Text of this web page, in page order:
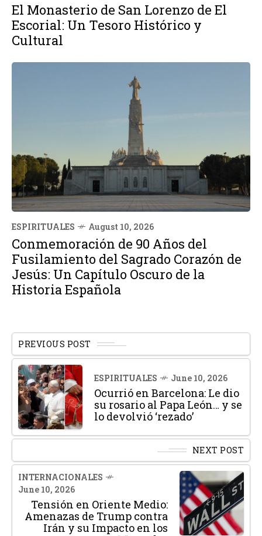
El Monasterio de San Lorenzo de El
Escorial: Un Tesoro Histórico y
Cultural
ESPIRITUALES August 10, 2026
Conmemoración de 90 Años del
Fusilamiento del Sagrado Corazón de
Jesús: Un Capítulo Oscuro de la
Historia Española
PREVIOUS POST
ESPIRITUALES June 10, 2026
Ocurrió en Barcelona: Le dio
su rosario al Papa León… y se
lo devolvió ‘rezado’
NEXT POST
INTERNACIONALES
June 10, 2026
Tensión en Oriente Medio:
Amenazas de Trump contra
Irán y su Impacto en los